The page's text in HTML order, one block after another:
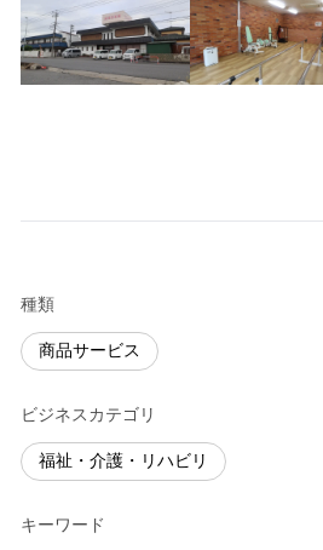
種類
商品サービス
ビジネスカテゴリ
福祉・介護・リハビリ
キーワード